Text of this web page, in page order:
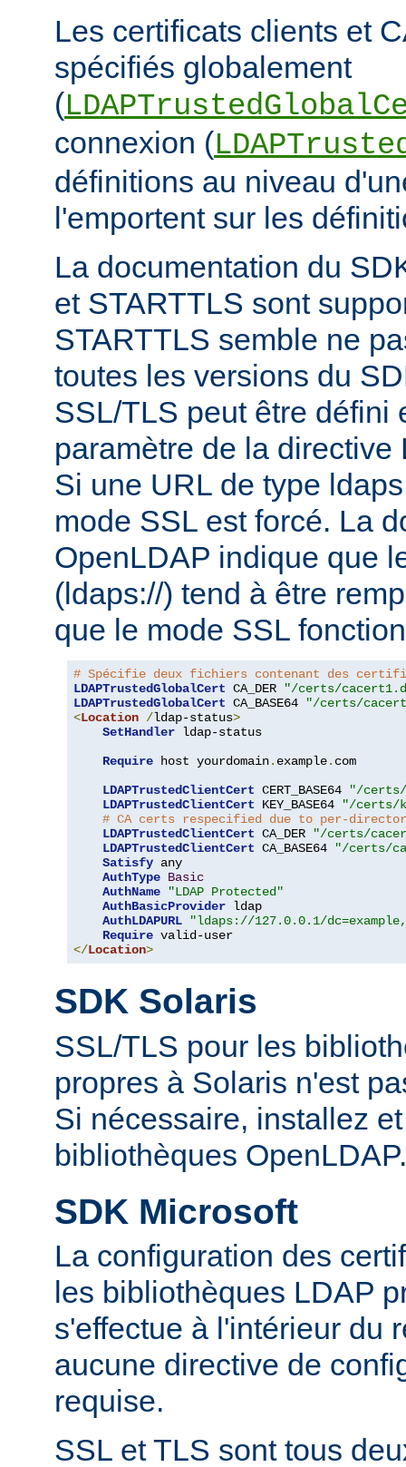
Les certificats clients et
spécifiés globalement
(
connexion (
définitions au niveau
l'emportent sur les
La documentation du
et STARTTLS sont
STARTTLS semble ne
toutes les versions du
SSL/TLS peut être défini
paramètre de la
Si une URL de type
mode SSL est forcé. La
OpenLDAP indique que
(ldaps://) tend à être
que le mode SSL
# Spécifie deux fichiers contenant des
LDAPTrustedGlobalCert CA_DER
"/certs/
LDAPTrustedGlobalCert CA_BASE64
"/certs/
<Location /ldap-status>
SetHandler ldap-status
Require host yourdomain. example. com
LDAPTrustedClientCert CERT_BASE64
"/certs/
LDAPTrustedClientCert KEY_BASE64
"/certs/
# CA certs respecified due to per-
LDAPTrustedClientCert CA_DER
"/certs/
LDAPTrustedClientCert CA_BASE64
"/certs/
Satisfy any
AuthType Basic
AuthName
"LDAP Protected"
AuthBasicProvider ldap
AuthLDAPURL
"ldaps://127.0.0.1/
Require
</Location>
SDK Solaris
SSL/TLS pour les
propres à Solaris n'est
Si nécessaire, installez
bibliothèques OpenLDAP.
SDK Microsoft
La configuration des
les bibliothèques LDAP
s'effectue à l'intérieur du
aucune directive de
requise.
SSL et TLS sont tous